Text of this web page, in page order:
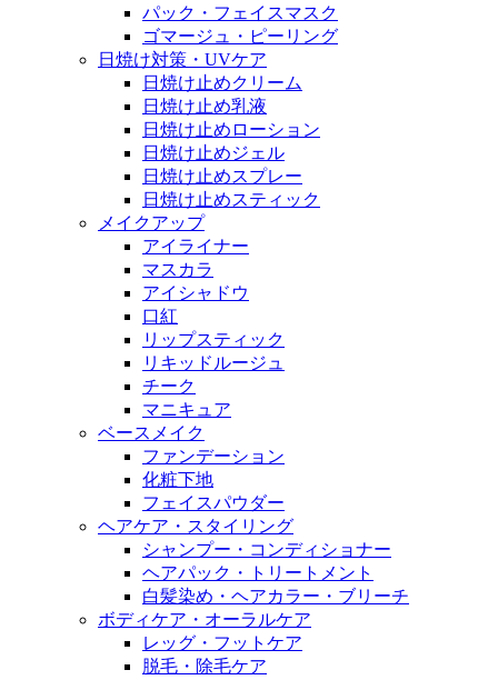
パック・フェイスマスク
ゴマージュ・ピーリング
日焼け対策・UVケア
日焼け止めクリーム
日焼け止め乳液
日焼け止めローション
日焼け止めジェル
日焼け止めスプレー
日焼け止めスティック
メイクアップ
アイライナー
マスカラ
アイシャドウ
口紅
リップスティック
リキッドルージュ
チーク
マニキュア
ベースメイク
ファンデーション
化粧下地
フェイスパウダー
ヘアケア・スタイリング
シャンプー・コンディショナー
ヘアパック・トリートメント
白髪染め・ヘアカラー・ブリーチ
ボディケア・オーラルケア
レッグ・フットケア
脱毛・除毛ケア